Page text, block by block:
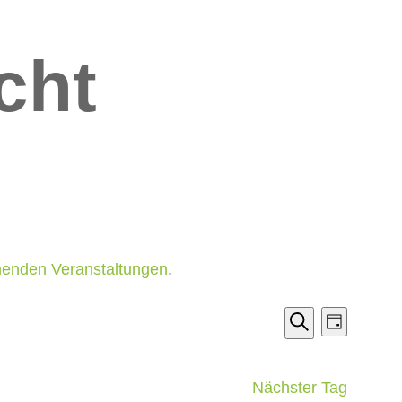
Veranstaltungen.
Suche
Tag
Nächster Tag